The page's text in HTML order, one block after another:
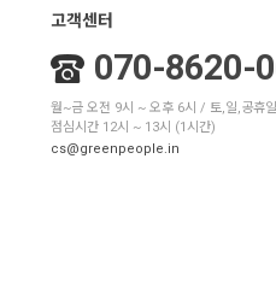
고객센터
070-8620-
월~금 오전 9시 ~ 오후 6시 / 토,일,공휴
점심시간 12시 ~ 13시 (1시간)
cs@greenpeople.in